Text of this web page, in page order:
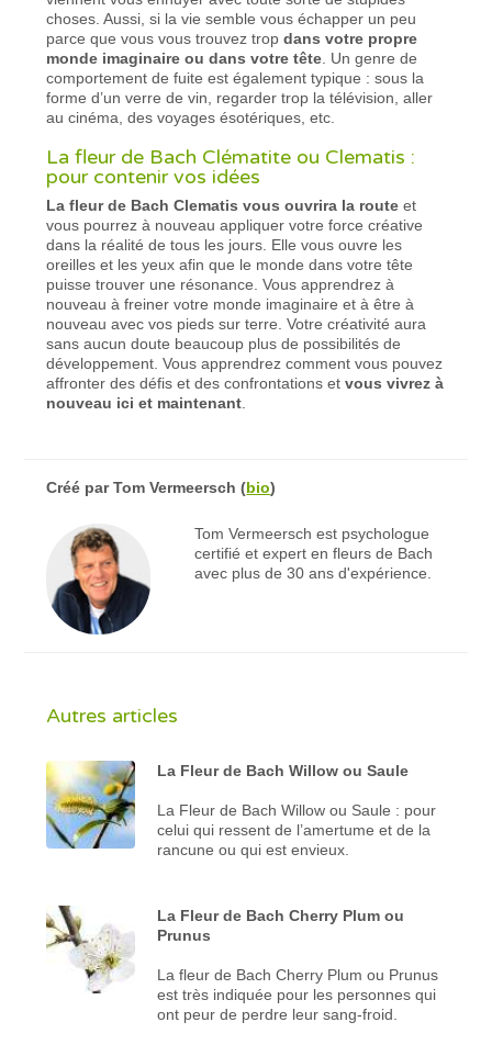
choses. Aussi, si la vie semble vous échapper un peu
parce que vous vous trouvez tropdans votre propre
monde imaginaire ou dans votre tête . Un genre de
comportement de fuite est également typique : sous la
forme d’un verre de vin, regarder trop la télévision, aller
au cinéma, des voyages ésotériques, etc.
La fleur de Bach Clématite ou Clematis :
pour contenir vos idées
La fleur de Bach Clematis vous ouvrira la route et
vous pourrez à nouveau appliquer votre force créative
dans la réalité de tous les jours. Elle vous ouvre les
oreilles et les yeux afin que le monde dans votre tête
puisse trouver une résonance. Vous apprendrez à
nouveau à freiner votre monde imaginaire et à être à
nouveau avec vos pieds sur terre. Votre créativité aura
sans aucun doute beaucoup plus de possibilités de
développement. Vous apprendrez comment vous pouvez
affronter des défis et des confrontations etvous vivrez à
nouveau ici et maintenant
Créé parTom Vermeersch (bio)
Tom Vermeersch est psychologue
certifié et expert en fleurs de Bach
avec plus de 30 ans d'expérience.
Autres articles
La Fleur de Bach Willow ou Saule
La Fleur de Bach Willow ou Saule : pour
celui qui ressent de l’amertume et de la
rancune ou qui est envieux.
La Fleur de Bach Cherry Plum ou
Prunus
La fleur de Bach Cherry Plum ou Prunus
est très indiquée pour les personnes qui
ont peur de perdre leur sang-froid.